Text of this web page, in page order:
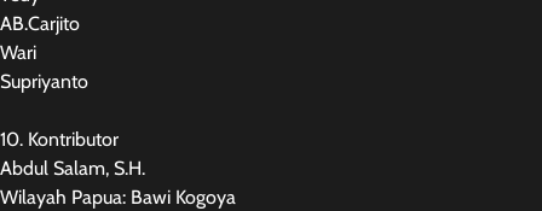
AB.Carjito
Wari
Supriyanto
10. Kontributor
Abdul Salam, S.H.
Wilayah Papua: Bawi Kogoya